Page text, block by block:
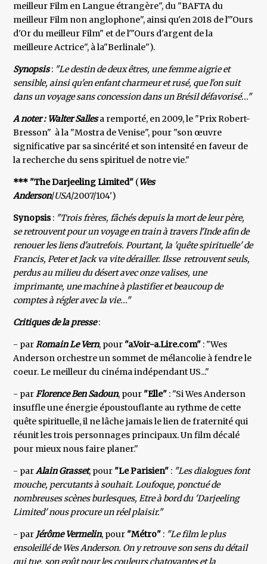
meilleur Film en Langue étrangère", du "BAFTA du
meilleur Film non anglophone", ainsi qu'en 2018 de l'"Ours
d'Or du meilleur Film" et de l'"Ours d'argent de la
meilleure Actrice", à la"Berlinale").
Synopsis: "Le destin de deux êtres, une femme aigrie et
sensible, ainsi qu'en enfant charmeur et rusé, que l'on suit
dans un voyage sans concession dans un Brésil défavorisé..."
A noter : Walter Sallesa remporté, en 2009, le "Prix Robert-
Bresson" à la "Mostra de Venise", pour "son œuvre
significative par sa sincérité et son intensité en faveur de
la recherche du sens spirituel de notre vie."
*** "The Darjeeling Limited" (Wes
Anderson/USA/2007/104')
Synopsis: "Trois frères, fâchés depuis la mort de leur père,
se retrouvent pour un voyage en train à travers l'Inde afin de
renouer les liens d'autrefois. Pourtant, la 'quête spirituelle' de
Francis, Peter et Jack va vite dérailler. Ilsse retrouvent seuls,
perdus au milieu du désert avec onze valises, une
imprimante, une machine à plastifier et beaucoup de
comptes à régler avec la vie..."
Critiques de la presse:
- parRomain Le Vern, pour "a.Voir-a.Lire.com" : "Wes
Anderson orchestre un sommet de mélancolie à fendre le
coeur. Le meilleur du cinéma indépendant US..."
- parFlorence Ben Sadoun, pour "Elle" : "Si Wes Anderson
insuffle une énergie époustouflante au rythme de cette
quête spirituelle, il ne lâche jamais le lien de fraternité qui
réunit les trois personnages principaux. Un film décalé
pour mieux nous faire planer."
- parAlain Grasset, pour "Le Parisien" : "Les dialogues font
mouche, percutants à souhait. Loufoque, ponctué de
nombreuses scènes burlesques, Etre à bord du 'Darjeeling
Limited' nous procure un réel plaisir."
- par Jérôme Vermelin, pour "Métro" : "Le film le plus
ensoleillé de Wes Anderson. On y retrouve son sens du détail
qui tue, son goût pour les couleurs chatoyantes et la